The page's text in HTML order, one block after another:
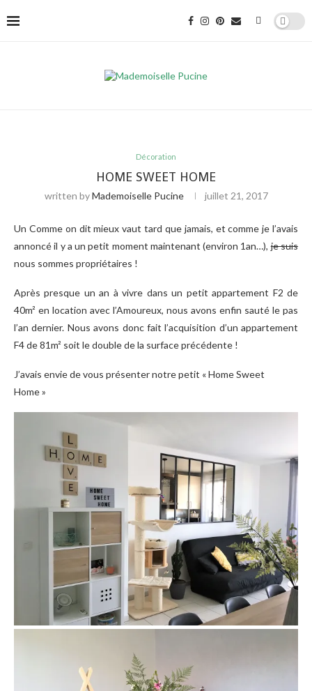
Décoration
HOME SWEET HOME
written byMademoiselle Pucine juillet 21, 2017
Un Comme on dit mieux vaut tard que jamais, et comme je l’avais
annoncé il y a un petit moment maintenant (environ 1an…),je suis
nous sommes propriétaires !
Après presque un an à vivre dans un petit appartement F2 de
40m² en location avec l’Amoureux, nous avons enfin sauté le pas
l’an dernier. Nous avons donc fait l’acquisition d’un appartement
F4 de 81m² soit le double de la surface précédente !
J’avais envie de vous présenter notre petit « Home Sweet
Home »